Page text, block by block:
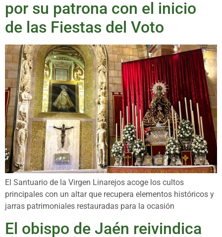
por su patrona con el inicio
de las Fiestas del Voto
El Santuario de la Virgen Linarejos acoge los cultos
principales con un altar que recupera elementos históricos y
jarras patrimoniales restauradas para la ocasión
El obispo de Jaén reivindica